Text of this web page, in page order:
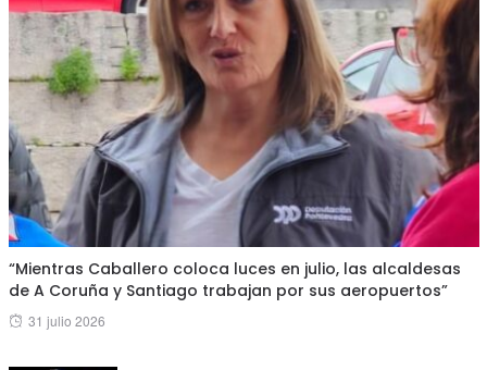
“Mientras Caballero coloca luces en julio, las alcaldesas
de A Coruña y Santiago trabajan por sus aeropuertos”
Posted
31 julio 2026